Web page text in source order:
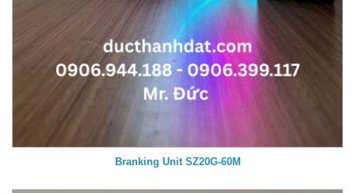
Branking Unit SZ20G-60M